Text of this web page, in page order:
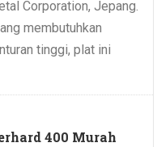
Corporation, Jepang.
membutuhkan
tinggi, plat ini
400 Murah